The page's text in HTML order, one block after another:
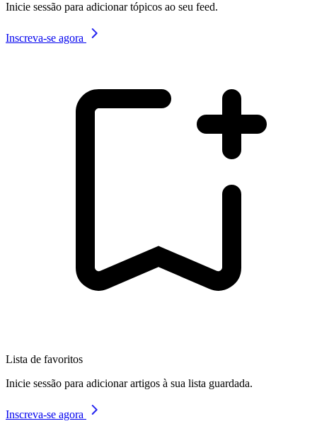
Inicie sessão para adicionar tópicos ao seu feed.
Inscreva-se agora
Lista de favoritos
Inicie sessão para adicionar artigos à sua lista guardada.
Inscreva-se agora